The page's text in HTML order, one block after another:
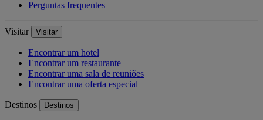
Perguntas frequentes
Visitar Visitar
Encontrar um hotel
Encontrar um restaurante
Encontrar uma sala de reuniões
Encontrar uma oferta especial
Destinos Destinos